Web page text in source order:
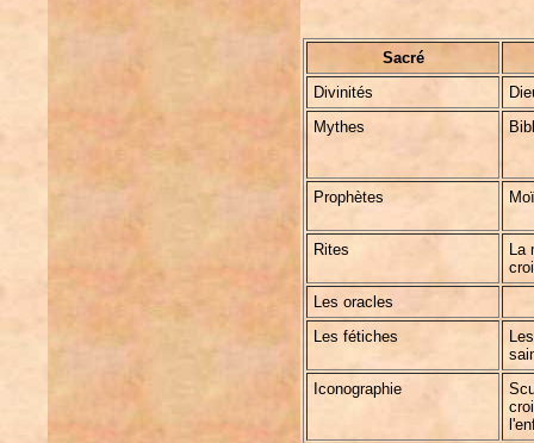
Sacré
Divinités
Mythes
Prophètes
Rites
La
Les oracles
Les fétiches
Iconographie